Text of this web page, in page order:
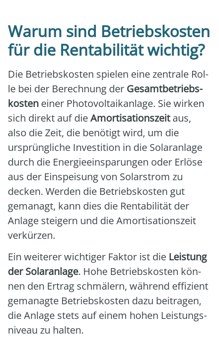
Warum sind Betriebskosten
für die Rentabilität wichtig?
Die Betriebs­kos­ten spie­len eine zen­tra­le Rol­
le bei der Berech­nung der Gesamt­be­triebs­
kos­ten einer Pho­to­vol­ta­ik­an­la­ge. Sie wir­ken
sich direkt auf dieAmor­ti­sa­ti­ons­zeitaus,
also die Zeit, die benö­tigt wird, um die
ursprüng­li­che Inves­ti­ti­on in die Solar­an­la­ge
durch die Ener­gie­ein­spa­run­gen oder Erlö­se
aus der Ein­spei­sung von Solar­strom zu
decken. Wer­den die Betriebs­kos­ten gut
gema­nagt, kann dies die Ren­ta­bi­li­tät der
Anla­ge stei­gern und die Amor­ti­sa­ti­ons­zeit
ver­kür­zen.
Ein wei­te­rer wich­ti­ger Fak­tor ist die Leis­tung
der Solar­an­la­ge. Hohe Betriebs­kos­ten kön­
nen den Ertrag schmä­lern, wäh­rend effi­zi­ent
gema­nag­te Betriebs­kos­ten dazu bei­tra­gen,
die Anla­ge stets auf einem hohen Leis­tungs­
ni­veau zu hal­ten.